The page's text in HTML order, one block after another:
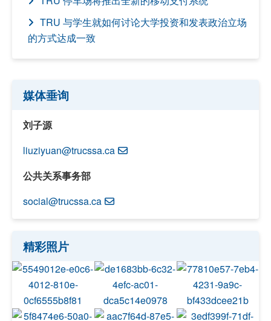
TRU 与学生就如何讨论大学投资和发表政治立场
的方式达成一致
媒体垂询
刘子源
liuziyuan@trucssa.ca
公共关系事务部
social@trucssa.ca
精彩照片